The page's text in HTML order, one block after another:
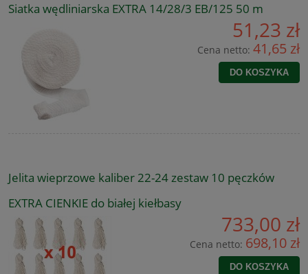
Siatka wędliniarska EXTRA 14/28/3 EB/125 50 m
51,23 zł
Cena netto: 41,65 zł
DO KOSZYKA
Jelita wieprzowe kaliber 22-24 zestaw 10 pęczków
EXTRA CIENKIE do białej kiełbasy
733,00 zł
Cena netto: 698,10 zł
DO KOSZYKA